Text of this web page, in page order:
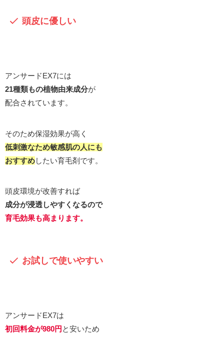
頭皮に優しい
アンサードEX7には
21種類もの植物由来成分が
配合されています。
そのため保湿効果が高く
低刺激なため敏感肌の人にも
おすすめしたい育毛剤です。
頭皮環境が改善すれば
成分が浸透しやすくなるので
育毛効果も高まります。
お試しで使いやすい
アンサードEX7は
初回料金が980円 と安いため